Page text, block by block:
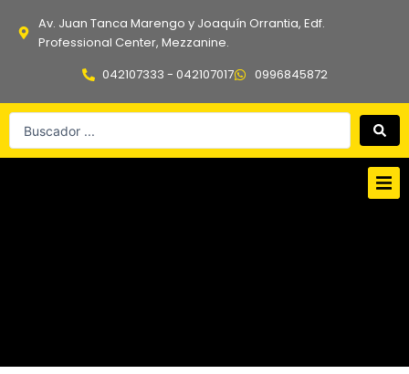
Av. Juan Tanca Marengo y Joaquín Orrantia, Edf.
Professional Center, Mezzanine.
042107333 - 042107017
0996845872
Search